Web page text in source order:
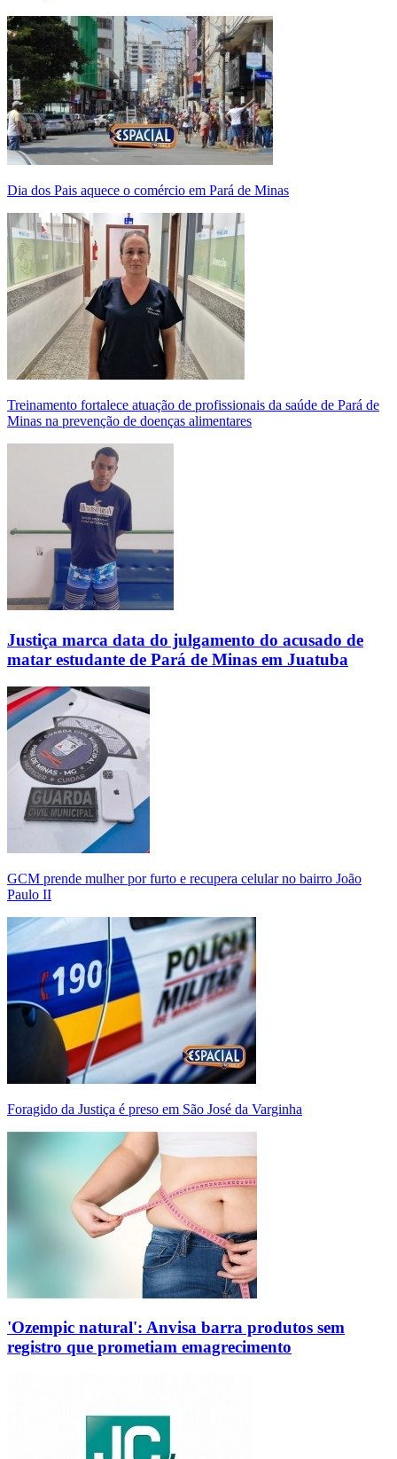
Dia dos Pais aquece o comércio em Pará de Minas
Treinamento fortalece atuação de profissionais da saúde de Pará de
Minas na prevenção de doenças alimentares
Justiça marca data do julgamento do acusado de
matar estudante de Pará de Minas em Juatuba
GCM prende mulher por furto e recupera celular no bairro João
Paulo II
Foragido da Justiça é preso em São José da Varginha
'Ozempic natural': Anvisa barra produtos sem
registro que prometiam emagrecimento